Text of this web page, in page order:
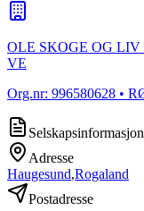
OLE SKOGE OG
VE
Org.nr: 996580628 •
Selskapsinformasjon
Adresse
Haugesund,Rogaland
Postadresse